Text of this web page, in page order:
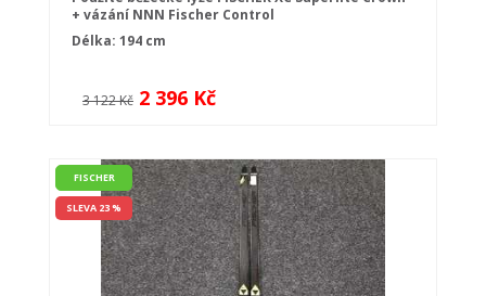
+ vázání NNN Fischer Control
Délka: 194 cm
3 122 Kč 2 396 Kč
FISCHER
SLEVA 23 %